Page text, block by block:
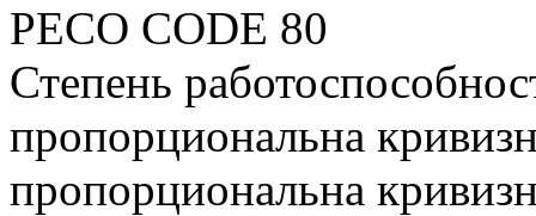
PECO CODE 80
Степень
пропорциональна
пропорциональна